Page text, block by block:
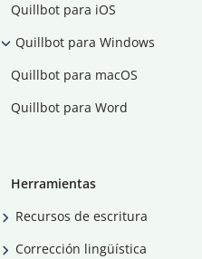
Quillbot para iOS
Quillbot para Windows
Quillbot para macOS
Quillbot para Word
Herramientas
Recursos de escritura
Corrección lingüística